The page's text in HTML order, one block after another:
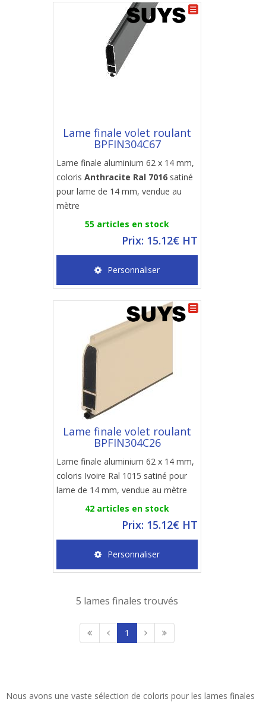
Lame finale volet roulant
BPFIN304C67
Lame finale aluminium 62 x 14 mm,
coloris Anthracite Ral 7016 satiné
pour lame de 14 mm, vendue au
mètre
55 articles en stock
Prix: 15.12€ HT
Personnaliser
Lame finale volet roulant
BPFIN304C26
Lame finale aluminium 62 x 14 mm,
coloris Ivoire Ral 1015 satiné pour
lame de 14 mm, vendue au mètre
42 articles en stock
Prix: 15.12€ HT
Personnaliser
5 lames finales trouvés
1
Nous avons une vaste sélection de coloris pour les lames finales